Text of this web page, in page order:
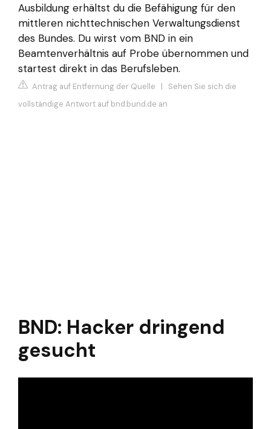
Ausbildung erhältst du die Befähigung für den
mittleren nichttechnischen Verwaltungsdienst
des Bundes. Du wirst vom BND in ein
Beamtenverhältnis auf Probe übernommen und
startest direkt in das Berufsleben.
Antrag auf Entfernung der Quelle | Sehen Sie sich die
vollständige Antwort auf bnd.bund.de an
BND: Hacker dringend
gesucht